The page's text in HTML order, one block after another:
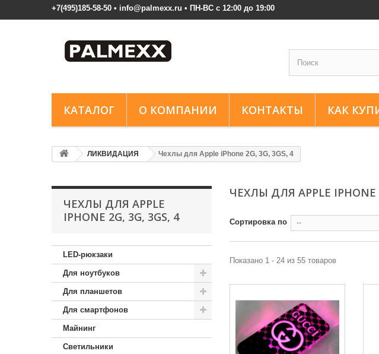
+7(495)185-58-50 • info@palmexx.ru • ПН-ВС с 12:00 до 19:00
КАТАЛОГ О КОМПАНИИ КОНТАКТЫ КАК
ЛИКВИДАЦИЯ Чехлы для Apple iPhone 2G, 3G, 3GS, 4
ЧЕХЛЫ ДЛЯ APPLE
IPHONE 2G, 3G, 3GS, 4
LED-рюкзаки
Для ноутбуков
Для планшетов
Для смартфонов
Майнинг
Светильники
ЧЕХЛЫ ДЛЯ APPLE IPHONE
Сортировка по --
Показано 1 - 24 из 55 товаров